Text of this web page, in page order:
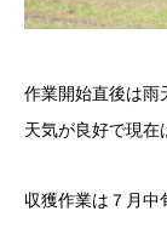
作業開始直後は雨
天気が良好で現在
収獲作業は７月中